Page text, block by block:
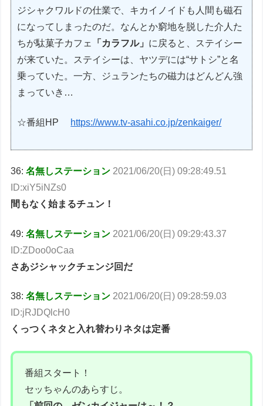
ジシャクワルドの仕業で、キカイノイドも人間も磁石
になってしまったのだ。なんとか窮地を脱した介人た
ちが駄菓子カフェ
「カラフル」 に戻ると、ステイシー
が来ていた。ステイシーは、ヤツデには“サトシ”と名
乗っていた。一方、ジュランたちの磁力はどんどん強
まっていき…
☆番組HP https://www.tv-asahi.co.jp/zenkaiger/
36:名無しステーション2021/06/20(日) 09:28:49.51
ID:xiY5iNZs0
間もなく始まるチュン！
49:名無しステーション 2021/06/20(日) 09:29:43.37
ID:ZDoo0oCaa
さあジシャックチェンジ回だ
38:名無しステーション 2021/06/20(日) 09:28:59.03
ID:jRJDQlcH0
くっつくネタと入れ替わりネタは定番
番組スタート！
セッちゃんのあらすじ。